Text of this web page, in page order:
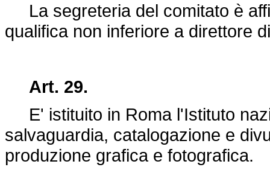
La segreteria del comitato è
qualifica non inferiore a direttore
Art. 29.
E' istituito in Roma l'Istituto
salvaguardia, catalogazione e
produzione grafica e fotografica.